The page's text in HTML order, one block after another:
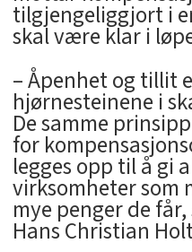
tilgjengeliggjort i
skal være klar i
– Åpenhet og tillit
hjørnesteinene i
De samme
for
legges opp til å gi
virksomheter som
mye penger de
Hans Christian